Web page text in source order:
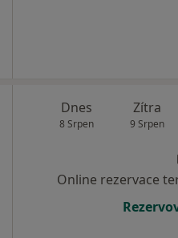
Dnes
8 Srpen
Zítra
9 Srpen
Online rezervace